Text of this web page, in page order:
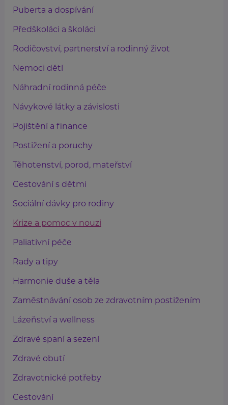
Puberta a dospívání
Předškoláci a školáci
Rodičovství, partnerství a rodinný život
Nemoci dětí
Náhradní rodinná péče
Návykové látky a závislosti
Pojištění a finance
Postižení a poruchy
Těhotenství, porod, mateřství
Cestování s dětmi
Sociální dávky pro rodiny
Krize a pomoc v nouzi
Paliativní péče
Rady a tipy
Harmonie duše a těla
Zaměstnávání osob ze zdravotním postižením
Lázeňství a wellness
Zdravé spaní a sezení
Zdravé obutí
Zdravotnické potřeby
Cestování